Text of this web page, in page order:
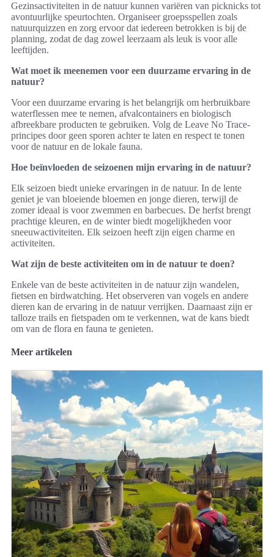
Gezinsactiviteiten in de natuur kunnen variëren van picknicks tot
avontuurlijke speurtochten. Organiseer groepsspellen zoals
natuurquizzen en zorg ervoor dat iedereen betrokken is bij de
planning, zodat de dag zowel leerzaam als leuk is voor alle
leeftijden.
Wat moet ik meenemen voor een duurzame ervaring in de
natuur?
Voor een duurzame ervaring is het belangrijk om herbruikbare
waterflessen mee te nemen, afvalcontainers en biologisch
afbreekbare producten te gebruiken. Volg de Leave No Trace-
principes door geen sporen achter te laten en respect te tonen
voor de natuur en de lokale fauna.
Hoe beïnvloeden de seizoenen mijn ervaring in de natuur?
Elk seizoen biedt unieke ervaringen in de natuur. In de lente
geniet je van bloeiende bloemen en jonge dieren, terwijl de
zomer ideaal is voor zwemmen en barbecues. De herfst brengt
prachtige kleuren, en de winter biedt mogelijkheden voor
sneeuwactiviteiten. Elk seizoen heeft zijn eigen charme en
activiteiten.
Wat zijn de beste activiteiten om in de natuur te doen?
Enkele van de beste activiteiten in de natuur zijn wandelen,
fietsen en birdwatching. Het observeren van vogels en andere
dieren kan de ervaring in de natuur verrijken. Daarnaast zijn er
talloze trails en fietspaden om te verkennen, wat de kans biedt
om van de flora en fauna te genieten.
Meer artikelen